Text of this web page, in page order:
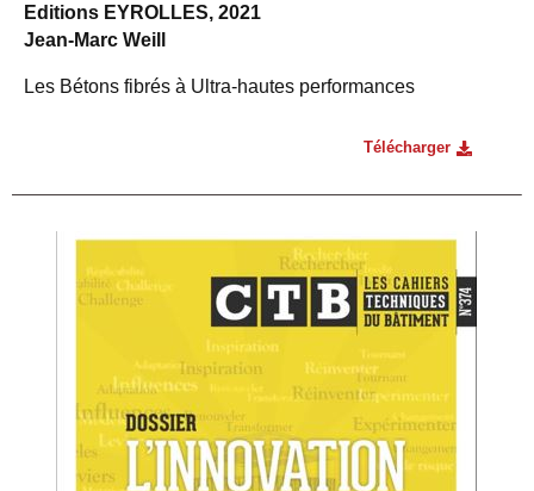
Editions EYROLLES, 2021
Jean-Marc Weill
Les Bétons fibrés à Ultra-hautes performances
Télécharger